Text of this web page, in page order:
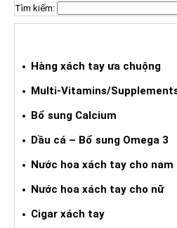
Tìm kiếm:
Hàng xách tay ưa chuộng
Multi-Vitamins/
Bổ sung Calcium
Dầu cá – Bổ sung Omega 3
Nước hoa xách tay cho nam
Nước hoa xách tay cho nữ
Cigar xách tay